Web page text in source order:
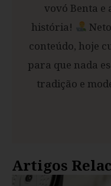
vovó Benta e
história!
conteúdo, hoje
para que nada
tradição e
Artigos